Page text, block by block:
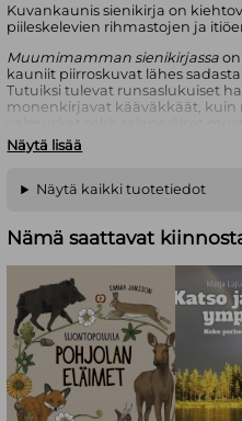
Kuvankaunis sienikirja on
piileskelevien rihmastojen ja
Muumimamman sienikirjassa
kauniit piirroskuvat lähes
Tutuiksi tulevat runsaslukuiset
monenkirjavat kääväkkäät, kuin
Kirjassa käydään läpi
löytämään parhaat apajat.
tarjoaa jännittävää tietoa
Sienioppaana toimivanKatariina
Pöyhtärinnelivärikuvat kulkevat
Janssonin alkuperäisten
kanssa.
Hemulin kasviostasanottua: Ihan
@tiianlukupaivakirja
Nuuskamuikkusen kalakirjasta
kalakirja ikinä!
Näytä lisää
Näytä kaikki tuotetiedot
Nämä saattavat